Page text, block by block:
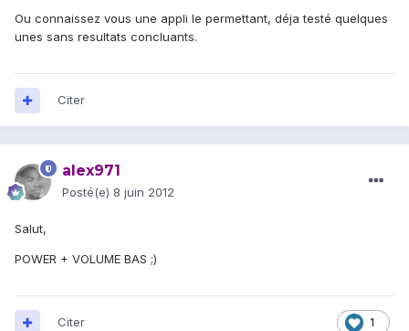
Ou connaissez vous une appli le permettant, déja testé quelques
unes sans resultats concluants.
Citer
alex971
Posté(e) 8 juin 2012
Salut,
POWER + VOLUME BAS ;)
1
Citer